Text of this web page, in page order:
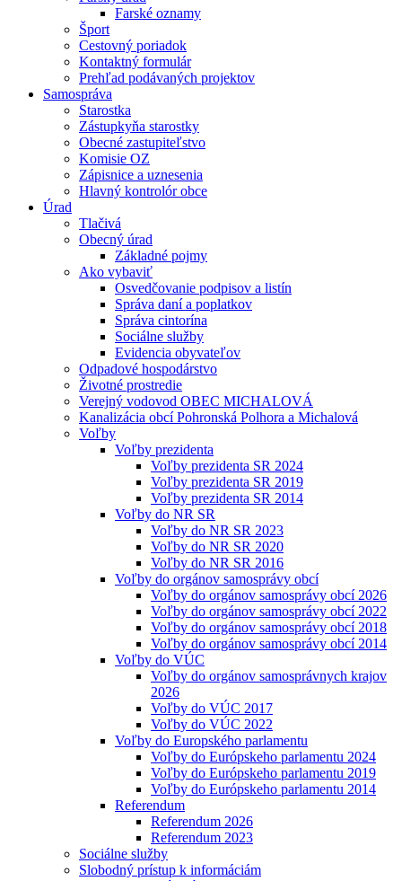
Farské oznamy
Šport
Cestovný poriadok
Kontaktný formulár
Prehľad podávaných projektov
Samospráva
Starostka
Zástupkyňa starostky
Obecné zastupiteľstvo
Komisie OZ
Zápisnice a uznesenia
Hlavný kontrolór obce
Úrad
Tlačivá
Obecný úrad
Základné pojmy
Ako vybaviť
Osvedčovanie podpisov a listín
Správa daní a poplatkov
Správa cintorína
Sociálne služby
Evidencia obyvateľov
Odpadové hospodárstvo
Životné prostredie
Verejný vodovod OBEC MICHALOVÁ
Kanalizácia obcí Pohronská Polhora a Michalová
Voľby
Voľby prezidenta
Voľby prezidenta SR 2024
Voľby prezidenta SR 2019
Voľby prezidenta SR 2014
Voľby do NR SR
Voľby do NR SR 2023
Voľby do NR SR 2020
Voľby do NR SR 2016
Voľby do orgánov samosprávy obcí
Voľby do orgánov samosprávy obcí 2026
Voľby do orgánov samosprávy obcí 2022
Voľby do orgánov samosprávy obcí 2018
Voľby do orgánov samosprávy obcí 2014
Voľby do VÚC
Voľby do orgánov samosprávnych krajov
2026
Voľby do VÚC 2017
Voľby do VÚC 2022
Voľby do Europského parlamentu
Voľby do Európskeho parlamentu 2024
Voľby do Európskeho parlamentu 2019
Voľby do Európskeho parlamentu 2014
Referendum
Referendum 2026
Referendum 2023
Sociálne služby
Slobodný prístup k informáciám